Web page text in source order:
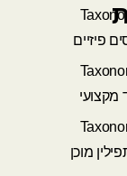
פיזיים
מקצועי
מוכן